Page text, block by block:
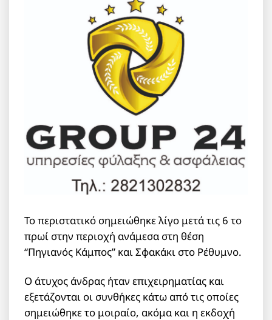
Το περιστατικό σημειώθηκε λίγο μετά τις 6 το
πρωί στην περιοχή ανάμεσα στη θέση
“Πηγιανός Κάμπος” και Σφακάκι στο Ρέθυμνο.
Ο άτυχος άνδρας ήταν επιχειρηματίας και
εξετάζονται οι συνθήκες κάτω από τις οποίες
σημειώθηκε το μοιραίο, ακόμα και η εκδοχή